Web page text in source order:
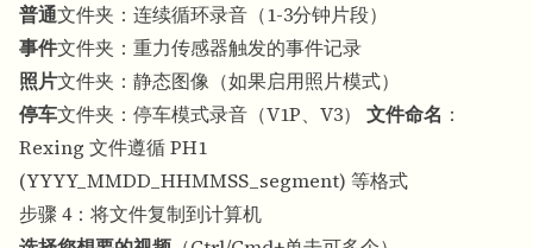
普通文件夹：连续循环录音（1-3分钟片段）
事件文件夹：重力传感器触发的事件记录
照片文件夹：静态图像（如果启用照片模式）
停车文件夹：停车模式录音（V1P、V3） 文件命名 ：
Rexing 文件遵循 PH1
(YYYY_MMDD_HHMMSS_segment) 等格式
步骤 4：将文件复制到计算机